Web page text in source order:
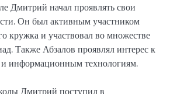
Дмитрий начал проявлять свои
Он был активным участником
кружка и участвовал во множестве
Также Абзалов проявлял интерес к
и информационным технологиям.